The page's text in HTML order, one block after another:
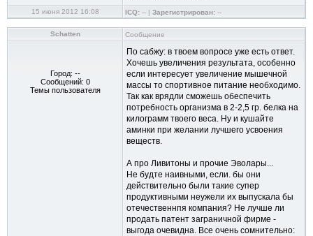
15 июня 2012 16:08 ICQ: -- | Зарегистрирован: --
Schatten Сообщение
Город: --
Сообщений: 0
Темы пользователя
По сабжу: в твоем вопросе уже есть ответ.
Хочешь увеличения результата, особенно
если интересует увеличение мышечной
массы то спортивное питание необходимо.
Так как врядли сможешь обеспечить
потребность организма в 2-2,5 гр. белка на
килограмм твоего веса. Ну и кушайте
аминки при желании лучшего усвоения
веществ.
А про Ливитоны и прочие Эволары...
Не будте наивными, если. бы они
действительно были такие супер
продуктивными неужели их выпускала бы
отечественнпя компания? Не лучше ли
продать патент заграничной фирме -
выгода очевидна. Все очень сомнительно: